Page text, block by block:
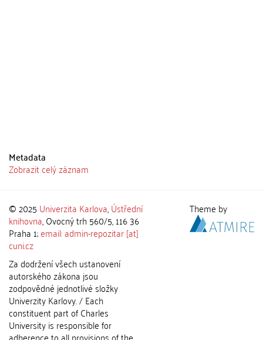
Metadata
Zobrazit celý záznam
© 2025 Univerzita Karlova,Ústřední
knihovna, Ovocný trh 560/5, 116 36
Praha 1;email: admin-repozitar [at]
cuni.cz
Za dodržení všech ustanovení
autorského zákona jsou
zodpovědné jednotlivé složky
Univerzity Karlovy. / Each
constituent part of Charles
University is responsible for
Theme by